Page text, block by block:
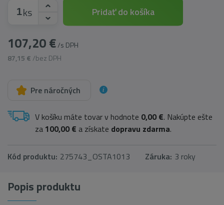
ks
107,20 €/s DPH
87,15 € /bez DPH
Pridať do košíka
Pre náročných
V košíku máte tovar v hodnote 0,00 €. Nakúpte ešte
za 100,00 € a získate dopravu zdarma.
Kód produktu: 275743_OSTA1013 Záruka: 3 roky
Popis produktu